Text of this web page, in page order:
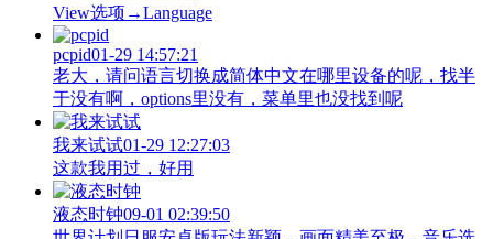
View‌选项→Language
pcpid01-29 14:57:21
老大，请问语言切换成简体中文在哪里设备的呢，找半
于没有啊，options里没有，菜单里也没找到呢
我来试试01-29 12:27:03
这款我用过，好用
液态时钟09-01 02:39:50